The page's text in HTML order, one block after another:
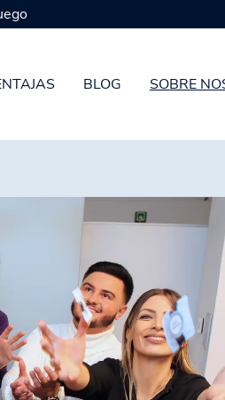
BLOG SOBRE
7 tamaños de preservativos